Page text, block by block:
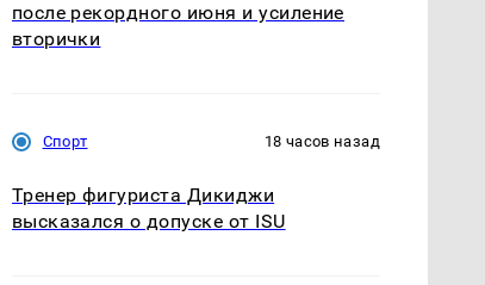
Таких событий не
В магазинах России
после рекордного июня и усиление
вторички
Спорт 18 часов назад
Тренер фигуриста Дикиджи
высказался о допуске от ISU